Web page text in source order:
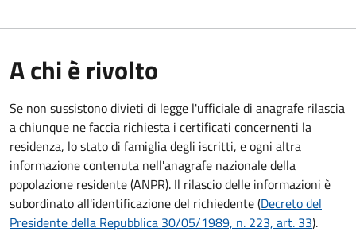
A chi è rivolto
Se non sussistono divieti di legge l'ufficiale di anagrafe rilascia
a chiunque ne faccia richiesta i certificati concernenti la
residenza, lo stato di famiglia degli iscritti, e ogni altra
informazione contenuta nell'anagrafe nazionale della
popolazione residente (ANPR). Il rilascio delle informazioni è
subordinato all'identificazione del richiedente (Decreto del
Presidente della Repubblica 30/05/1989, n. 223, art. 33).